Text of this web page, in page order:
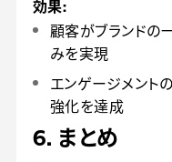
効果:
顧客がブランドの
みを実現
エンゲージメント
強化を達成
6. まとめ